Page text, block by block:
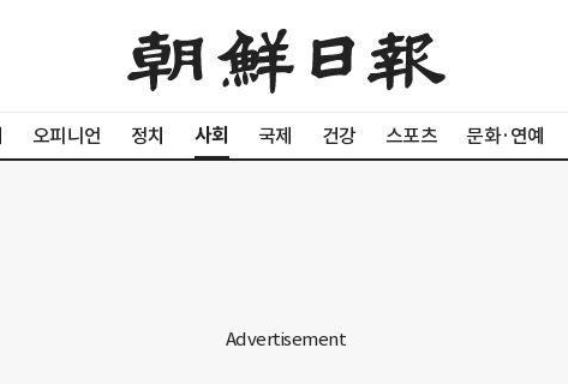
오피니언 정치 사회 국제 건강 스포츠 문화·연예